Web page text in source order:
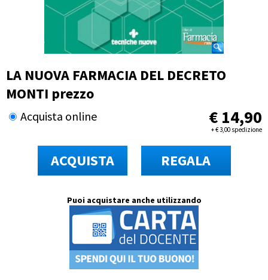
LA NUOVA FARMACIA DEL DECRETO
MONTI prezzo
Acquista online € 14,90
+€3,00 spedizione
ACQUISTA REGALA
Puoi acquistare anche utilizzando